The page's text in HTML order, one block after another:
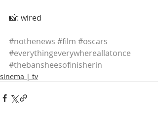
📸: wired
#nothenews #film #oscars
#everythingeverywhereallatonce
#thebansheesofinisherin
sinema | tv